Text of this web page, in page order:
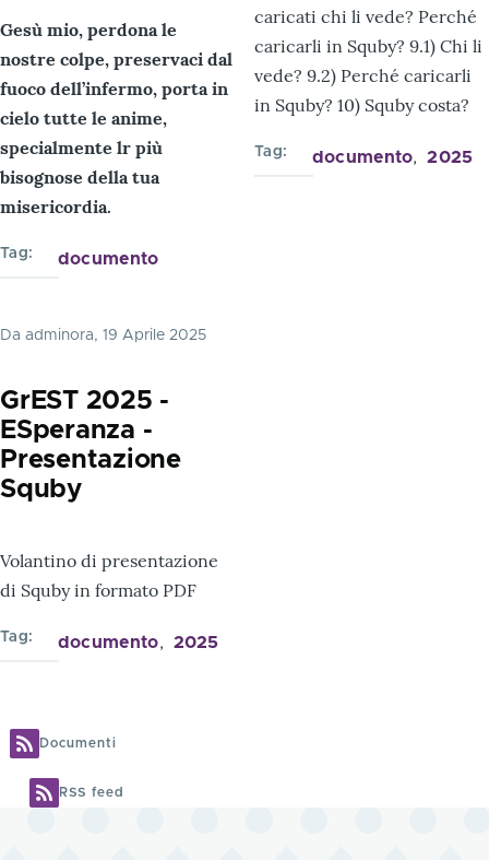
Gesù mio, perdona le
nostre colpe, preservaci dal
fuoco dell’infermo, porta in
cielo tutte le anime,
specialmente lr più
bisognose della tua
misericordia.
Tag documento
caricati chi li vede? Perché
caricarli in Squby? 9.1) Chi li
vede? 9.2) Perché caricarli
in Squby? 10) Squby costa?
Tag documento 2025
Da adminora, 19 Aprile 2025
GrEST 2025 -
ESperanza -
Presentazione
Squby
Volantino di presentazione
di Squby in formato PDF
Tag documento 2025
Documenti
RSS feed